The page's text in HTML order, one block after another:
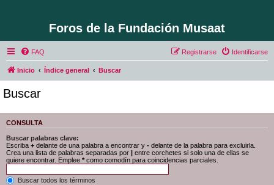
Foros de la Fundación Musaat
FAQ Identificarse
Registrarse
Inicio Índice general Buscar
Buscar
CONSULTA
Buscar palabras clave:
Escriba + delante de una palabra a encontrar y - delante de la palabra para excluirla.
Crea una lista de palabras separadas por | entre corchetes si solo una de ellas se
quiere encontrar. Emplee * como comodín para coincidencias parciales.
Buscar todos los términos